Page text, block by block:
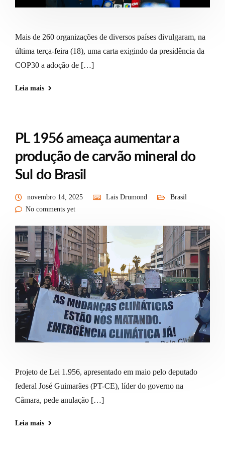
Mais de 260 organizações de diversos países divulgaram, na
última terça-feira (18), uma carta exigindo da presidência da
COP30 a adoção de […]
Leia mais
PL 1956 ameaça aumentar a
produção de carvão mineral do
Sul do Brasil
novembro 14, 2025 Lais Drumond
Brasil
No comments yet
Projeto de Lei 1.956, apresentado em maio pelo deputado
federal José Guimarães (PT-CE), líder do governo na
Câmara, pede anulação […]
Leia mais